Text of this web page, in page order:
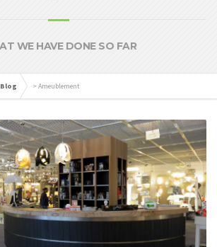
WE HAVE DONE SO FAR
Blog >Ameublement